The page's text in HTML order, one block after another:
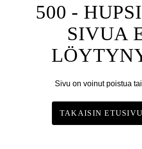
500 -
SIVUA
Sivu on voinut poistua
TAKAISIN